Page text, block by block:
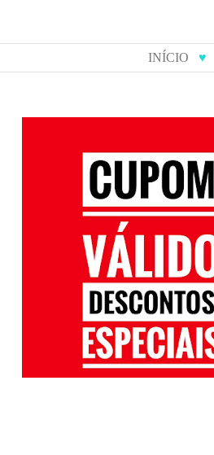
INÍCIO ♥
cupom de desconto
compras online